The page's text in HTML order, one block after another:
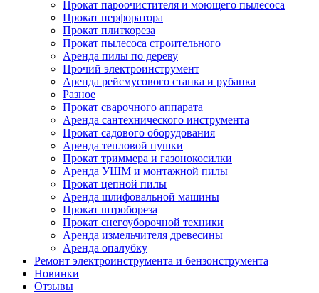
Прокат пароочистителя и моющего пылесоса
Прокат перфоратора
Прокат плиткореза
Прокат пылесоса строительного
Аренда пилы по дереву
Прочий электроинструмент
Аренда рейсмусового станка и рубанка
Разное
Прокат сварочного аппарата
Аренда сантехнического инструмента
Прокат садового оборудования
Аренда тепловой пушки
Прокат триммера и газонокосилки
Аренда УШМ и монтажной пилы
Прокат цепной пилы
Аренда шлифовальной машины
Прокат штробореза
Прокат снегоуборочной техники
Аренда измельчителя древесины
Аренда опалубку
Ремонт электроинструмента и бензонструмента
Новинки
Отзывы